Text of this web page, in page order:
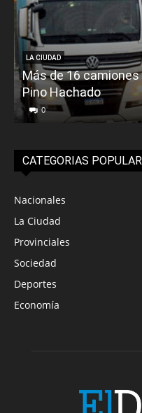
LA CIUDAD
Más de 16
Pino Hachado
0
CATEGORIAS
Nacionales
La Ciudad
Provinciales
Sociedad
Deportes
Economía